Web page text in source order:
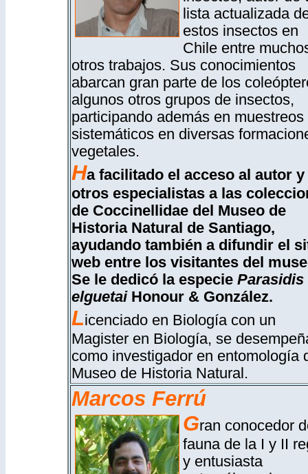
lista actualizada
estos insectos en
Chile entre
otros trabajos. Sus conocimientos
abarcan gran parte de los
algunos otros grupos de insectos,
participando además en muestreos
sistemáticos en diversas
vegetales.
Ha facilitado el acceso al autor y
otros especialistas a las
de Coccinellidae del Museo de
Historia Natural de Santiago,
ayudando también a difundir el
web entre los visitantes del
Se le dedicó la especie Parasidis
elguetai Honour & González.
Licenciado en Biología con un
Magister en Biología, se
como investigador en entomología
Museo de Historia Natural.
Marcos Ferrú
Gran conocedor
fauna de la I y II
y entusiasta